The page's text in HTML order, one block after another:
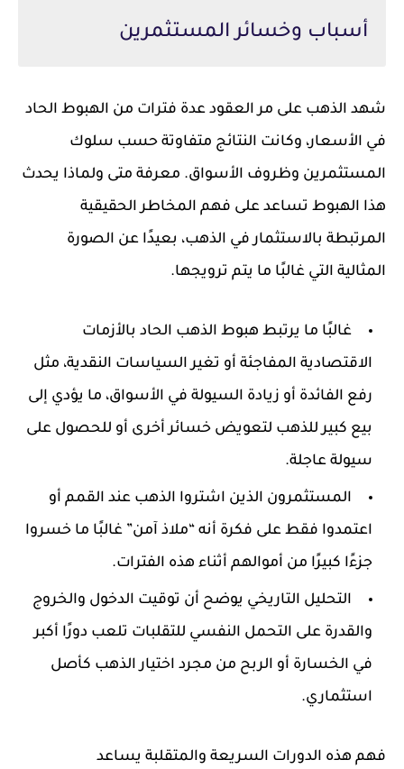
أسباب وخسائر المستثمرين
شهد الذهب على مر العقود عدة فترات من الهبوط الحاد
في الأسعار، وكانت النتائج متفاوتة حسب سلوك
المستثمرين وظروف الأسواق. معرفة متى ولماذا يحدث
هذا الهبوط تساعد على فهم المخاطر الحقيقية
المرتبطة بالاستثمار في الذهب، بعيدًا عن الصورة
المثالية التي غالبًا ما يتم ترويجها.
غالبًا ما يرتبط هبوط الذهب الحاد بالأزمات
الاقتصادية المفاجئة أو تغير السياسات النقدية، مثل
رفع الفائدة أو زيادة السيولة في الأسواق، ما يؤدي إلى
بيع كبير للذهب لتعويض خسائر أخرى أو للحصول على
سيولة عاجلة.
المستثمرون الذين اشتروا الذهب عند القمم أو
اعتمدوا فقط على فكرة أنه “ملاذ آمن” غالبًا ما خسروا
جزءًا كبيرًا من أموالهم أثناء هذه الفترات.
التحليل التاريخي يوضح أن توقيت الدخول والخروج
والقدرة على التحمل النفسي للتقلبات تلعب دورًا أكبر
في الخسارة أو الربح من مجرد اختيار الذهب كأصل
استثماري.
فهم هذه الدورات السريعة والمتقلبة يساعد